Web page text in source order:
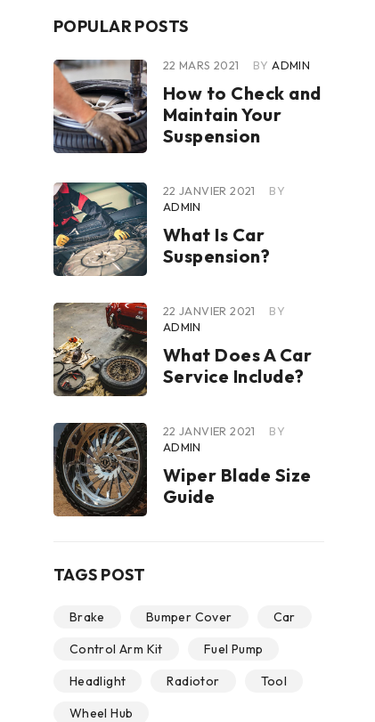
POPULAR POSTS
22 MARS 2021 BY ADMIN
How to Check and
Maintain Your
Suspension
22 JANVIER 2021
BY
ADMIN
What Is Car
Suspension?
22 JANVIER 2021
BY
ADMIN
What Does A Car
Service Include?
22 JANVIER 2021
BY
ADMIN
Wiper Blade Size
Guide
TAGS POST
Brake Bumper Cover
Car
Control Arm Kit
Fuel Pump
Headlight
Radiotor
Tool
Wheel Hub